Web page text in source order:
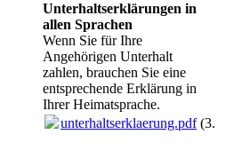
Unterhaltserklärungen in
allen Sprachen
Wenn Sie für Ihre
Angehörigen Unterhalt
zahlen, brauchen Sie eine
entsprechende Erklärung in
Ihrer Heimatsprache.
unterhaltserklaerung.pdf